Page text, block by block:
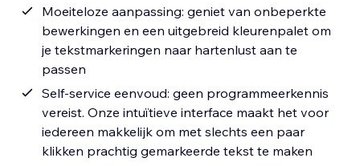
Moeiteloze aanpassing: geniet van onbeperkte
bewerkingen en een uitgebreid kleurenpalet om
je tekstmarkeringen naar hartenlust aan te
passen
Self-service eenvoud: geen programmeerkennis
vereist. Onze intuïtieve interface maakt het voor
iedereen makkelijk om met slechts een paar
klikken prachtig gemarkeerde tekst te maken